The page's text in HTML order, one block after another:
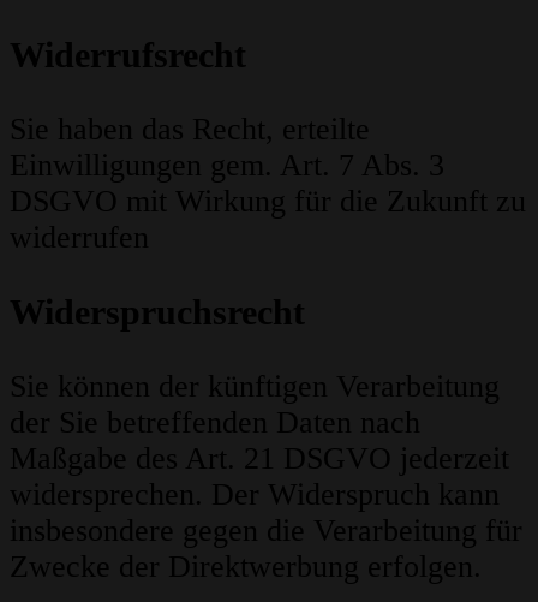
Widerrufsrecht
Sie haben das Recht, erteilte
Einwilligungen gem. Art. 7 Abs. 3
DSGVO mit Wirkung für die Zukunft zu
widerrufen
Widerspruchsrecht
Sie können der künftigen Verarbeitung
der Sie betreffenden Daten nach
Maßgabe des Art. 21 DSGVO jederzeit
widersprechen. Der Widerspruch kann
insbesondere gegen die Verarbeitung für
Zwecke der Direktwerbung erfolgen.